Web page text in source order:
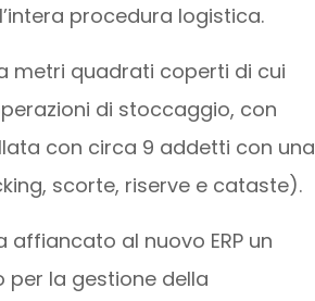
procedura logistica.
metri quadrati coperti di cui
di stoccaggio, con
con circa 9 addetti con una
scorte, riserve e cataste).
al nuovo ERP un
per la gestione della